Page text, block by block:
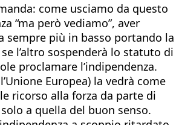
come usciamo da questo
“ma però vediamo”, aver
sempre più in basso portando la
l’altro sospenderà lo statuto di
proclamare l’indipendenza.
Europea) la vedrà come
ricorso alla forza da parte di
a quella del buon senso.